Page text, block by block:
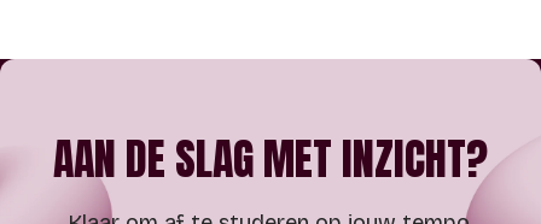
AAN DE SLAG MET INZICHT?